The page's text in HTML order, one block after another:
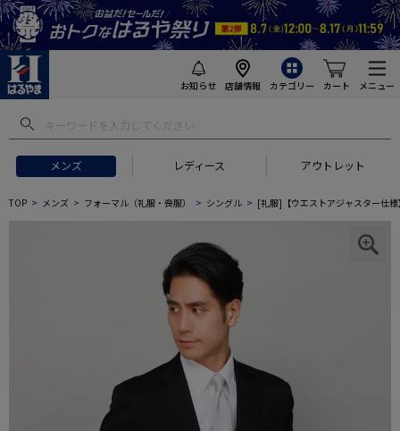
お知らせ 店舗情報 カテゴリー カート メニュー
メンズ レディース アウトレット
TOP メンズ フォーマル（礼服・喪服） シングル [礼服]【ウエストアジャスター仕